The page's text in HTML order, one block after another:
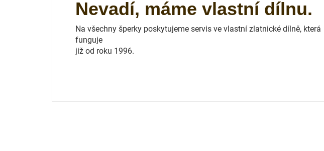
Nevadí, máme vlastní dílnu.
Na všechny šperky poskytujeme servis ve vlastní zlatnické dílně, která
funguje
již od roku 1996.